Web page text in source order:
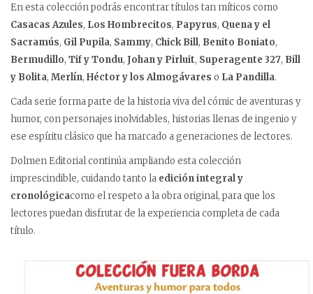
En esta colección podrás encontrar títulos tan míticos como
Casacas Azules, Los Hombrecitos, Papyrus, Quena y el
Sacramús, Gil Pupila, Sammy, Chick Bill, Benito Boniato,
Bermudillo, Tif y Tondu, Johan y Pirluit, Superagente 327, Bill
y Bolita, Merlín, Héctor y los Almogávares o La Pandilla.
Cada serie forma parte de la historia viva del cómic de aventuras y
humor, con personajes inolvidables, historias llenas de ingenio y
ese espíritu clásico que ha marcado a generaciones de lectores.
Dolmen Editorial continúa ampliando esta colección
imprescindible, cuidando tanto la edición integral y
cronológicacomo el respeto a la obra original, para que los
lectores puedan disfrutar de la experiencia completa de cada
título.